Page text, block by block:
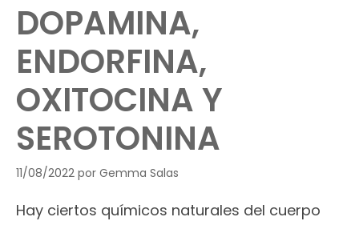
DOPAMINA,
ENDORFINA,
OXITOCINA Y
SEROTONINA
11/08/2022 por Gemma Salas
Hay ciertos químicos naturales del cuerpo